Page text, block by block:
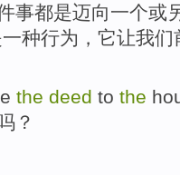
事都是迈向一个或
一种行为 ， 它让我们
the deed to the
？